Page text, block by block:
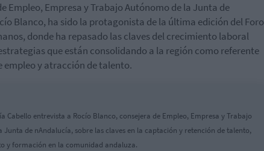
Empleo, Empresa y Trabajo Autónomo de la Junta de
Blanco, ha sido la protagonista de la última edición del Foro
donde ha repasado las claves del crecimiento laboral
que están consolidando a la región como referente
empleo y atracción de talento.
Cabello entrevista a Rocío Blanco, consejera de Empleo, Empresa y Trabajo
Junta de nAndalucía, sobre las claves en la captación y retención de talento,
y formación en la comunidad andaluza.